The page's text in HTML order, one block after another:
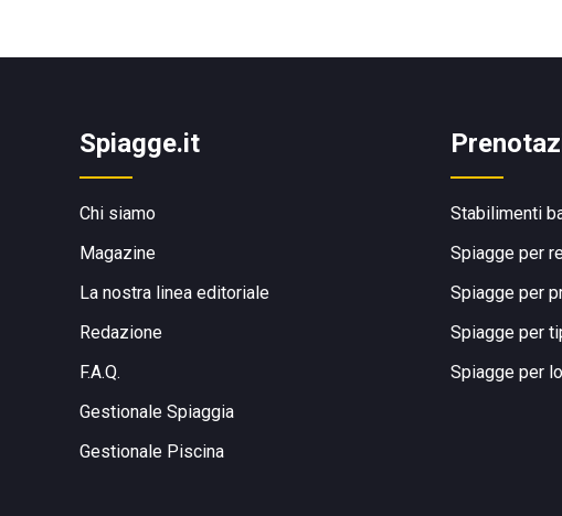
Spiagge.it
Chi siamo
Magazine
La nostra linea editoriale
Redazione
F.A.Q.
Gestionale Spiaggia
Gestionale Piscina
Stabilimenti
Spiagge per
Spiagge per
Spiagge per
Spiagge per